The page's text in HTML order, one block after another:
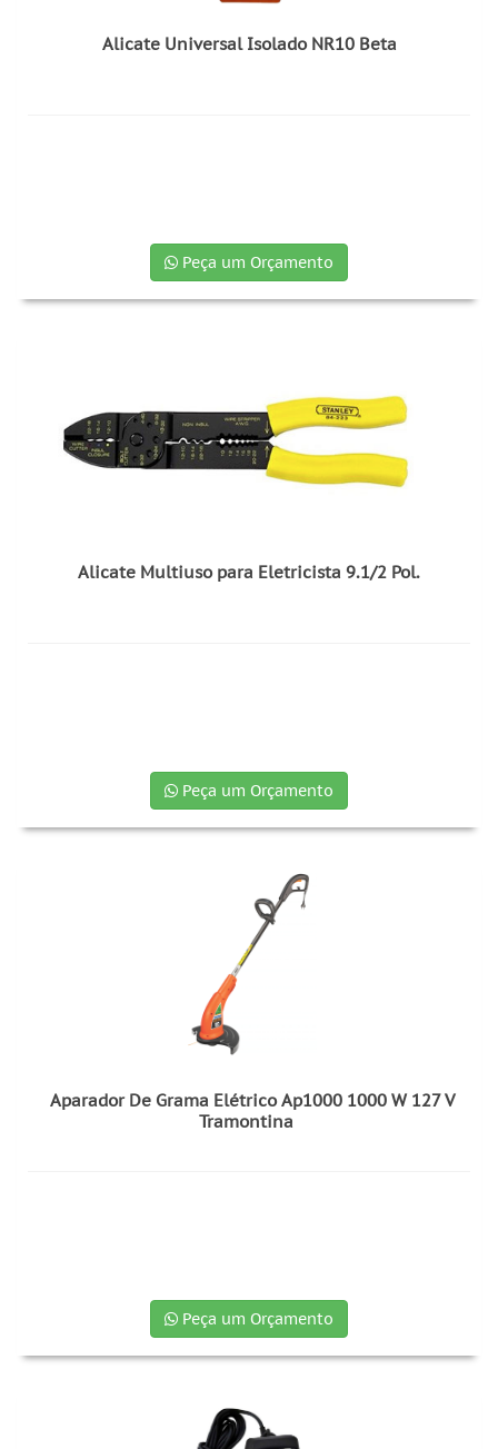
Alicate Universal Isolado NR10 Beta
Peça um Orçamento
Alicate Multiuso para Eletricista 9.1/2 Pol.
Peça um Orçamento
Aparador De Grama Elétrico Ap1000 1000 W 127 V
Tramontina
Peça um Orçamento